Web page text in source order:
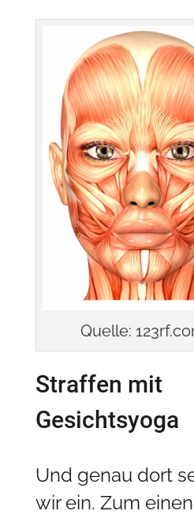
Quelle:
Straffen mit
Gesichtsyoga
Und genau dort
wir ein. Zum einen